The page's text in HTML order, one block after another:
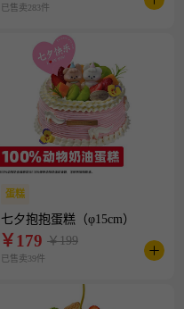
已售卖283件
蛋糕
七夕抱抱蛋糕（φ15cm）
￥179 ￥199
已售卖39件